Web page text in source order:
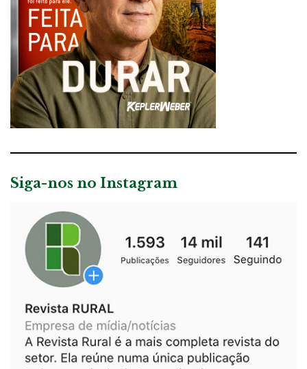
Siga-nos no Instagram